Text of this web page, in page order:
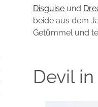
Disguise und
beide aus dem
Getümmel und
Devil